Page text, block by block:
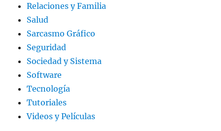
Relaciones y Familia
Salud
Sarcasmo Gráfico
Seguridad
Sociedad y Sistema
Software
Tecnología
Tutoriales
Videos y Películas